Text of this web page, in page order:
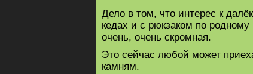
Дело в том, что интерес к
кедах и с рюкзаком по
очень, очень скромная.
Это сейчас любой может
камням.